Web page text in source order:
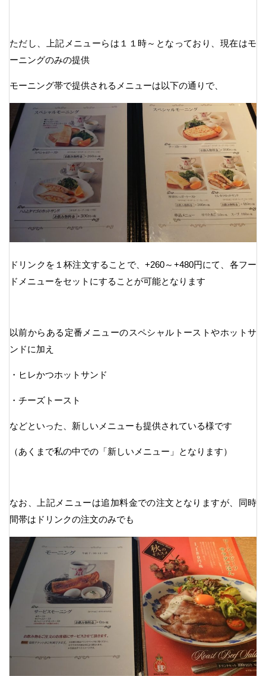
ただし、上記メニューらは１１時～となっており、現在はモ
ーニングのみの提供
モーニング帯で提供されるメニューは以下の通りで、
ドリンクを１杯注文することで、+260～+480円にて、各フー
ドメニューをセットにすることが可能となります
以前からある定番メニューのスペシャルトーストやホットサ
ンドに加え
・ヒレかつホットサンド
・チーズトースト
などといった、新しいメニューも提供されている様です
（あくまで私の中での「新しいメニュー」となります）
なお、上記メニューは追加料金での注文となりますが、同時
間帯はドリンクの注文のみでも